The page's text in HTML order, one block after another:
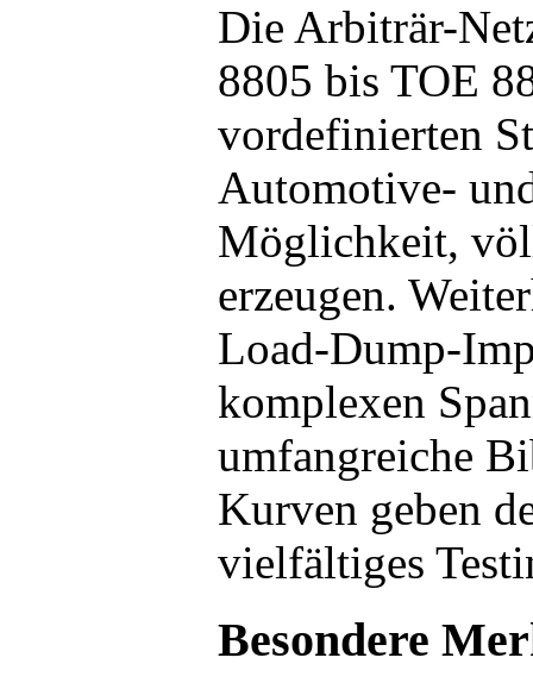
Die Arbiträr-
8805 bis TOE
vordefinierten
Automotive-
Möglichkeit,
erzeugen.
Load-Dump-
komplexen
umfangreiche
Kurven geben
vielfältiges
Besondere